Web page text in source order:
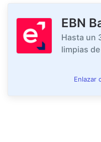
EBN
Hasta un
limpias
Enlazar